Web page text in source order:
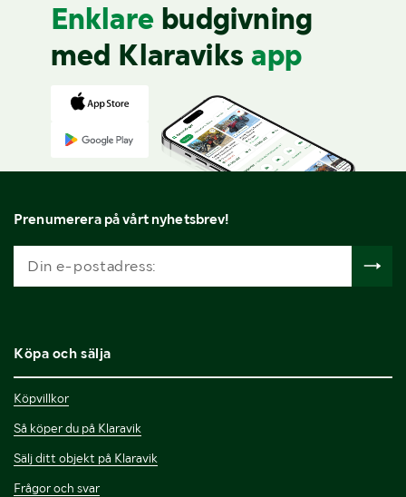
Enklare budgivning
med Klaraviks app
Prenumerera på vårt nyhetsbrev!
Köpa och sälja
Köpvillkor
Så köper du på Klaravik
Sälj ditt objekt på Klaravik
Frågor och svar